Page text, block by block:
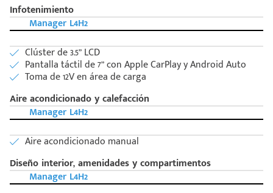
Escríbenos
+528121278366Postal
Ingresar
Infotenimiento
Manager L4H2
Clúster de 3.5” LCD
Pantalla táctil de 7” con Apple CarPlay y Android Auto
Toma de 12V en área de carga
Aire acondicionado y calefacción
Manager L4H2
Aire acondicionado manual
Diseño interior, amenidades y compartimentos
Manager L4H2